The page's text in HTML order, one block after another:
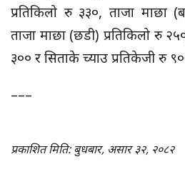
प्रतिकिलो रु ३३०, ताजा माछा
ताजा माछा (छडी) प्रतिकिलो रु
३०० र सिताके च्याउ प्रतिकेजी रु
–––
प्रकाशित मिति: बुधबार, असार ३२, २०८२